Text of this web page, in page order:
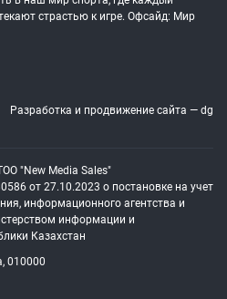
страстью к игре. Офсайд: Мир
Разработка и продвижение сайта — dg
"New Media Sales"
от 27.10.2023 о постановке на учет
информационного агентства и
информации и
Казахстан
010000